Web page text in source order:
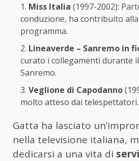
Miss Italia (1997-2002):
conduzione, ha contribuito
programma.
Lineaverde – Sanremo in
curato i collegamenti durante
Sanremo.
Veglione di Capodanno
molto atteso dai telespettatori.
Gatta ha lasciato
nella televisione italiana,
dedicarsi a una vita di